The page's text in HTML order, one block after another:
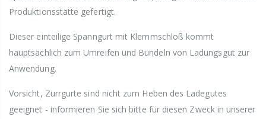
Produktionsstätte gefertigt.
Dieser einteilige Spanngurt mit Klemmschloß kommt
hauptsächlich zum Umreifen und Bündeln von Ladungsgut zur
Anwendung.
Vorsicht, Zurrgurte sind nicht zum Heben des Ladegutes
geeignet - informieren Sie sich bitte für diesen Zweck in unserer